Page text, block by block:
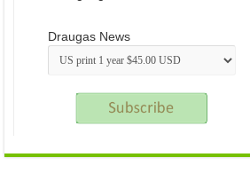
Draugas News